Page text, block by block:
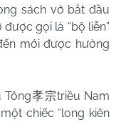
sách vở bắt đầu
gọi là “bộ liễn”
mới được hưởng
Tông孝宗triều Nam
chiếc “long kiên